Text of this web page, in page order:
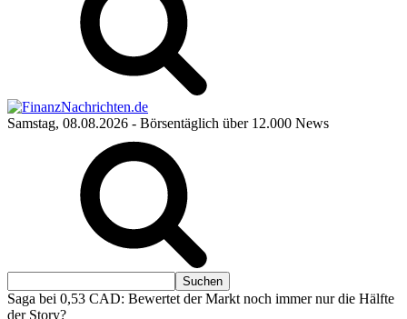
Samstag, 08.08.2026 - Börsentäglich über 12.000 News
Saga bei 0,53 CAD: Bewertet der Markt noch immer nur die Hälfte
der Story?